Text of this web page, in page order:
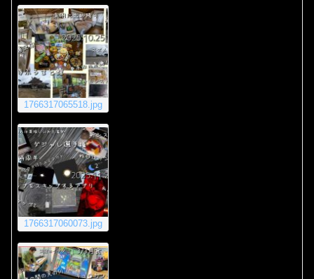
1766317065518.jpg
1766317060073.jpg